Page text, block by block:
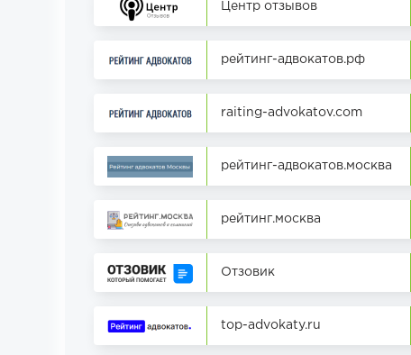
Центр отзывов
рейтинг-адвокатов.рф
raiting-advokatov.com
рейтинг-адвокатов.москва
рейтинг.москва
Отзовик
top-advokaty.ru